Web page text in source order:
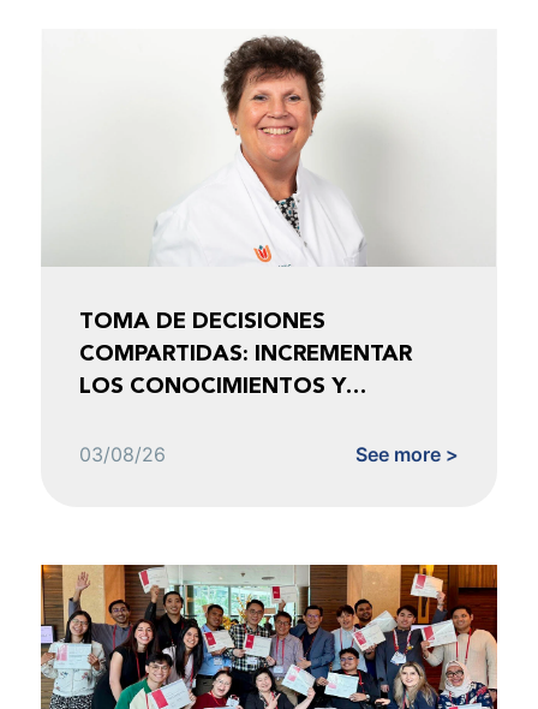
TOMA DE DECISIONES
COMPARTIDAS: INCREMENTAR
LOS CONOCIMIENTOS Y
03/08/26 See more >